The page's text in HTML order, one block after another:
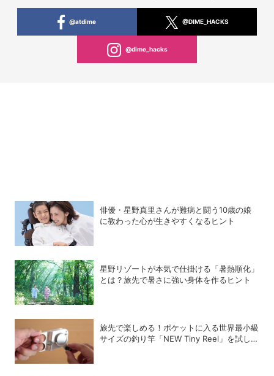
@atdime @DIME_HACKS
@dime_hacks
俳優・星野真里さんが難病と闘う10歳の娘
に教わった心が生きやすくなるヒント
星野リゾートが本気で仕掛ける「暑熱順化」
とは？旅先で暑さに強い身体を作るヒント
旅先で楽しめる！ポケットに入る世界最小級
サイズの釣り竿「NEW Tiny Reel」を試して